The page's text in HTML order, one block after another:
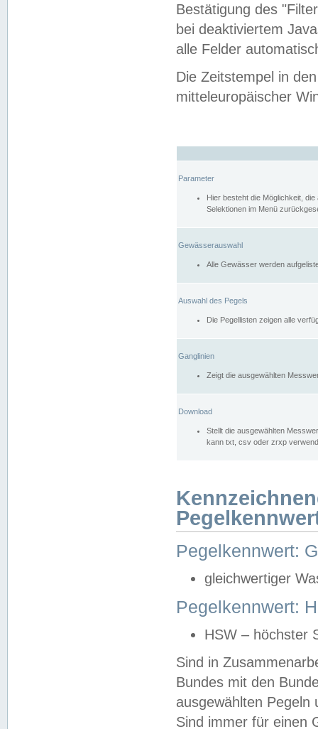
Bestätigung des
bei deaktiviertem
alle Felder
Die Zeitstempel in
mitteleuropäischer
Parameter
Hier besteht die Möglichkeit,
Selektionen im Menü
Gewässerauswahl
Alle Gewässer werden
Auswahl des Pegels
Die Pegellisten zeigen alle
Ganglinien
Zeigt die ausgewählten
Download
Stellt die ausgewählten
kann txt, csv oder zrxp
Pegelkennwert:
gleichwertiger
Pegelkennwert:
HSW – höchster
Sind in
Bundes mit den
ausgewählten
Sind immer für einen